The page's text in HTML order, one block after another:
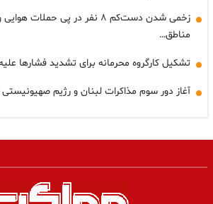
زخمی شدن دست‌کم ۸ نفر در پی
مناطق…
تشکیل کارگروه محرمانه برای تشدید فشارها
آغاز دور سوم مذاکرات لبنان و رژیم